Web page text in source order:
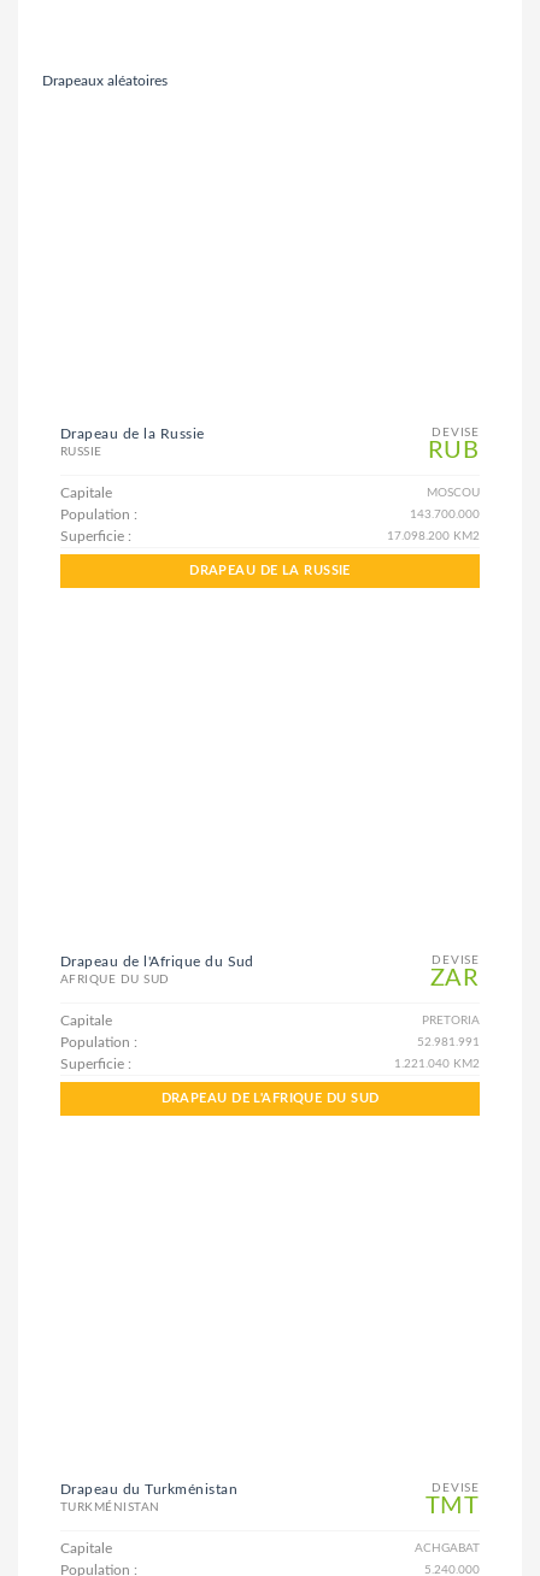
Drapeaux aléatoires
DEVISE
RUB
Drapeau de la Russie
RUSSIE
Capitale MOSCOU
Population : 143.700.000
Superficie : 17.098.200 KM2
DRAPEAU DE LA RUSSIE
DEVISE
ZAR
Drapeau de l'Afrique du Sud
AFRIQUE DU SUD
Capitale PRETORIA
Population : 52.981.991
Superficie : 1.221.040 KM2
DRAPEAU DE L'AFRIQUE DU SUD
DEVISE
TMT
Drapeau du Turkménistan
TURKMÉNISTAN
Capitale ACHGABAT
Population : 5.240.000